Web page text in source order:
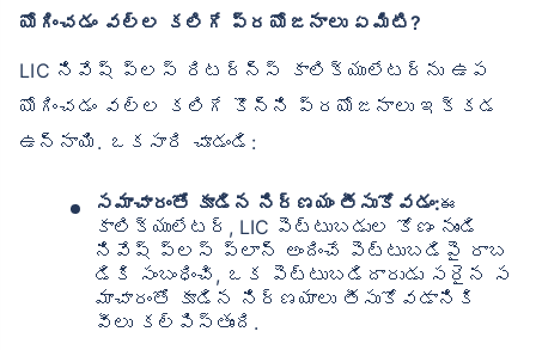
యోగించడం వల్ల కలిగే ప్రయోజనాలు ఏమిటి?
LIC నివేష్ ప్లస్ రిటర్న్స్ కాలిక్యులేటర్‌ను ఉప
యోగించడం వల్ల కలిగే కొన్ని ప్రయోజనాలు ఇక్కడ
ఉన్నాయి. ఒకసారి చూడండి:
సమాచారంతో కూడిన నిర్ణయం తీసుకోవడం:ఈ
కాలిక్యులేటర్, LIC పెట్టుబడుల కోణం నుండి
నివేష్ ప్లస్ ప్లాన్ అందించే పెట్టుబడిపై రాబ
డికి సంబంధించి, ఒక పెట్టుబడిదారుడు సరైన స
మాచారంతో కూడిన నిర్ణయాలు తీసుకోవడానికి
వీలు కల్పిస్తుంది.